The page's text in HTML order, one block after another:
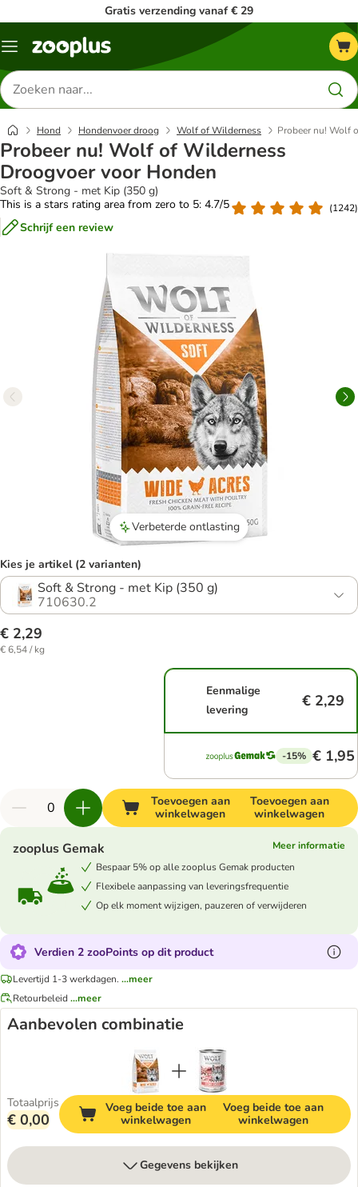
Gratis verzending vanaf € 29
Menu
Zoeken
naar
producten
Hond Hondenvoer droog Wolf of Wilderness Probeer nu! Wolf
Probeer nu! Wolf of Wilderness
Droogvoer voor Honden
Soft & Strong - met Kip (350 g)
This is a stars rating area from zero to 5: 4.7/5
(1242)
Schrijf een review
Verbeterde ontlasting
Kies je artikel (2 varianten)
Soft & Strong - met Kip (350 g)
710630.2
€ 2,29
€ 6,54 / kg
Eenmalige
levering
€ 2,29
-15% € 1,95
Toevoegen aan
winkelwagen
Toevoegen aan
winkelwagen
zooplus Gemak
Meer informatie
Bespaar 5% op alle zooplus Gemak producten
Flexibele aanpassing van leveringsfrequentie
Op elk moment wijzigen, pauzeren of verwijderen
Verdien 2 zooPoints op dit product
Levertijd 1-3 werkdagen. ...meer
Retourbeleid ...meer
Aanbevolen combinatie
Totaalprijs
€ 0,00
Voeg beide toe aan
winkelwagen
Voeg beide toe aan
winkelwagen
Gegevens bekijken